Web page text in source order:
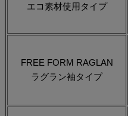
エコ素材使用タイプ
FREE FORM RAGLAN
ラグラン袖タイプ